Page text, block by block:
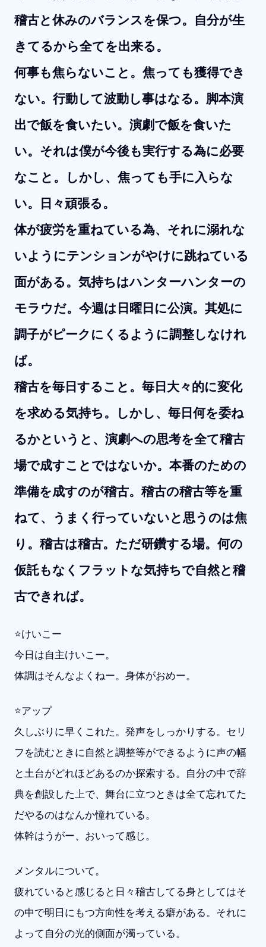
稽古と休みのバランスを保つ。自分が生
きてるから全てを出来る。
何事も焦らないこと。焦っても獲得でき
ない。行動して波動し事はなる。脚本演
出で飯を食いたい。演劇で飯を食いた
い。それは僕が今後も実行する為に必要
なこと。しかし、焦っても手に入らな
い。日々頑張る。
体が疲労を重ねている為、それに溺れな
いようにテンションがやけに跳ねている
面がある。気持ちはハンターハンターの
モラウだ。今週は日曜日に公演。其処に
調子がピークにくるように調整しなけれ
ば。
稽古を毎日すること。毎日大々的に変化
を求める気持ち。しかし、毎日何を委ね
るかというと、演劇への思考を全て稽古
場で成すことではないか。本番のための
準備を成すのが稽古。稽古の稽古等を重
ねて、うまく行っていないと思うのは焦
り。稽古は稽古。ただ研鑽する場。何の
仮託もなくフラットな気持ちで自然と稽
古できれば。
⭐️けいこー
今日は自主けいこー。
体調はそんなよくねー。身体がおめー。
⭐️アップ
久しぶりに早くこれた。発声をしっかりする。セリ
フを読むときに自然と調整等ができるように声の幅
と土台がどれほどあるのか探索する。自分の中で辞
典を創設した上で、舞台に立つときは全て忘れてた
だやるのはなんか憧れている。
体幹はうがー、おいって感じ。
メンタルについて。
疲れていると感じると日々稽古してる身としてはそ
の中で明日にもつ方向性を考える癖がある。それに
よって自分の光的側面が濁っている。